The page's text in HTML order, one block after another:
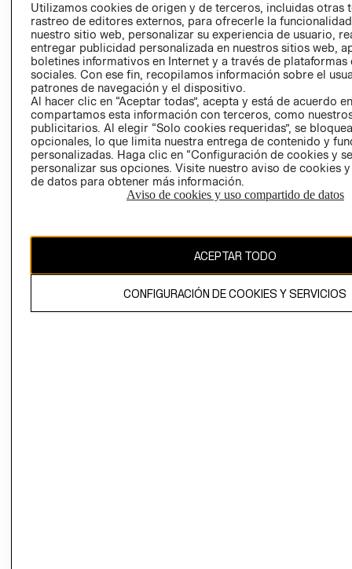
AVISO DE
PRIVACIDAD
GIFT CARD
AVISO DE
COOKIES
CAMBIAR REGIÓN
Utilizamos cookies de origen y de terceros, incluidas otras
rastreo de editores externos, para ofrecerle la
nuestro sitio web, personalizar su experiencia de usuario,
entregar publicidad personalizada en nuestros sitios web,
boletines informativos en Internet y a través de plataformas
sociales. Con ese fin, recopilamos información sobre el
patrones de navegación y el dispositivo.
Al hacer clic en “Aceptar todas”, acepta y está de acuerdo
compartamos esta información con terceros, como
publicitarios. Al elegir “Solo cookies requeridas”, se
opcionales, lo que limita nuestra entrega de contenido y
personalizadas. Haga clic en “Configuración de cookies y
personalizar sus opciones. Visite nuestro aviso de cookies
de datos para obtener más información.
Aviso de cookies y uso compartido de datos
ACEPTAR TODO
CONFIGURACIÓN DE COOKIES Y SERVICIOS